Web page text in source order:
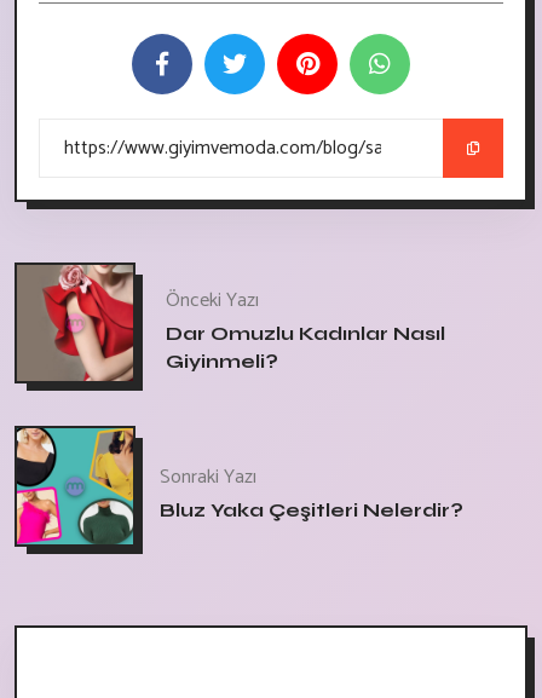
Önceki Yazı
Dar Omuzlu Kadınlar Nasıl
Giyinmeli?
Sonraki Yazı
Bluz Yaka Çeşitleri Nelerdir?